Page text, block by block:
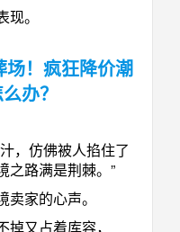
。
！疯狂降价潮
办？
，仿佛被人掐住了
之路满是荆棘。”
家的心声。
又占着库容，